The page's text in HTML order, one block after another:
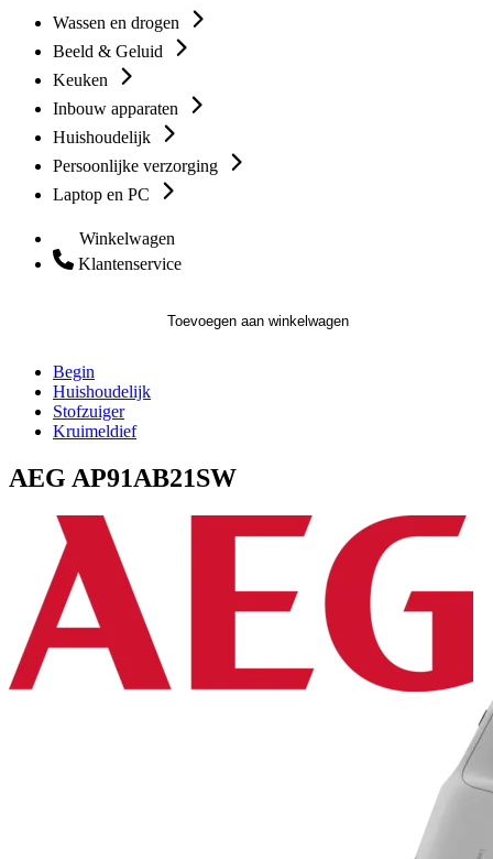
Wassen en drogen
Beeld & Geluid
Keuken
Inbouw apparaten
Huishoudelijk
Persoonlijke verzorging
Laptop en PC
Winkelwagen
Klantenservice
Toevoegen aan winkelwagen
Begin
Huishoudelijk
Stofzuiger
Kruimeldief
AEG AP91AB21SW